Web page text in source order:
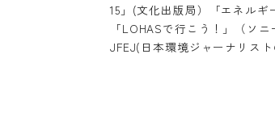
15」(文化出版局）「エネルギ
「LOHASで行こう！」（ソ
JFEJ(日本環境ジャーナリ